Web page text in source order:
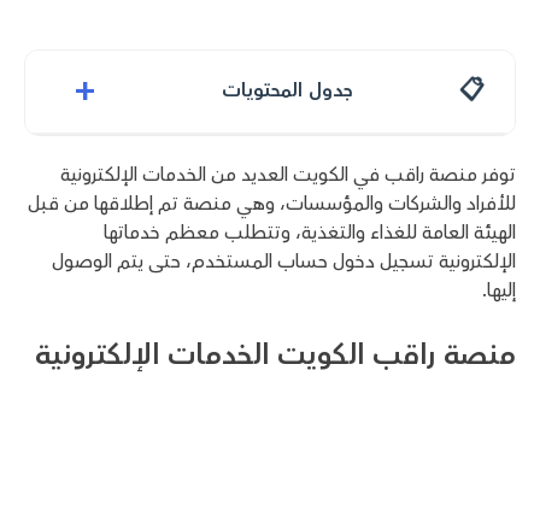
جدول المحتويات +
توفر منصة راقب في الكويت العديد من الخدمات الإلكترونية
للأفراد والشركات والمؤسسات، وهي منصة تم إطلاقها من قبل
الهيئة العامة للغذاء والتغذية، وتتطلب معظم خدماتها
الإلكترونية تسجيل دخول حساب المستخدم، حتى يتم الوصول
إليها.
منصة راقب الكويت الخدمات الإلكترونية